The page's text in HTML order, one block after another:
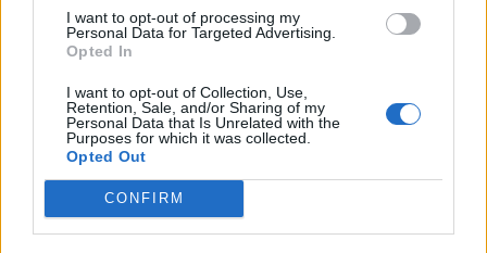
I want to opt-out of processing my
Personal Data for Targeted Advertising.
Opted In
I want to opt-out of Collection, Use,
Retention, Sale, and/or Sharing of my
Personal Data that Is Unrelated with the
Purposes for which it was collected.
Opted Out
CONFIRM
podrido. No te limites a la simple visual, verifica las zonas en las
que la vista no alcanza a ver. Los tubos pese a la gravedad
también se pudren por la zona superior, en menores ocasiones
Un saludo.
Responder